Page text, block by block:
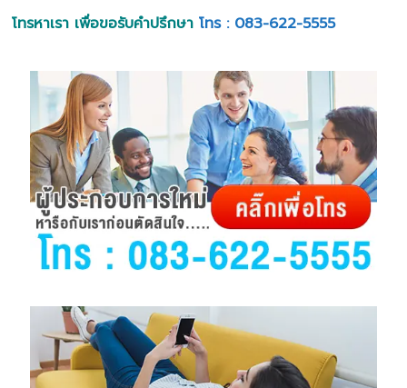
โทรหาเรา เพื่อขอรับคำปรึกษา โทร : 083-622-5555